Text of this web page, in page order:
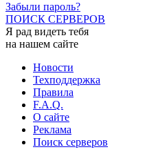
Забыли пароль?
ПОИСК СЕРВЕРОВ
Я рад видеть тебя
на нашем сайте
Новости
Техподдержка
Правила
F.A.Q.
О сайте
Реклама
Поиск серверов